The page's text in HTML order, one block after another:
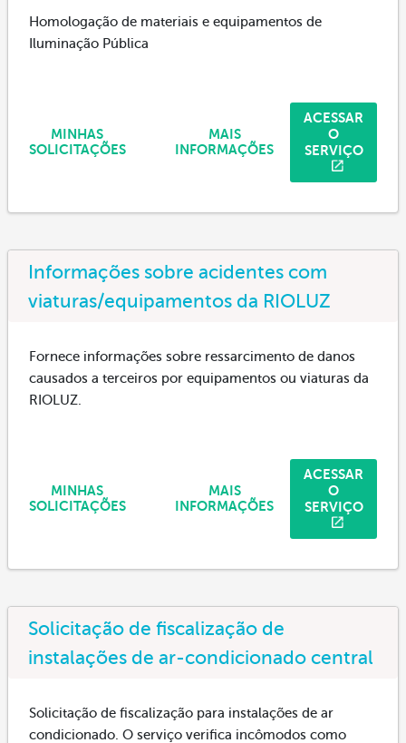
Homologação de materiais e equipamentos de
Iluminação Pública
ACESSAR
O
SERVIÇO
MAIS
INFORMAÇÕES
MINHAS
SOLICITAÇÕES
Informações sobre acidentes com
viaturas/equipamentos da RIOLUZ
Fornece informações sobre ressarcimento de danos
causados a terceiros por equipamentos ou viaturas da
RIOLUZ.
ACESSAR
O
SERVIÇO
MAIS
INFORMAÇÕES
MINHAS
SOLICITAÇÕES
Solicitação de fiscalização de
instalações de ar-condicionado central
Solicitação de fiscalização para instalações de ar
condicionado. O serviço verifica incômodos como